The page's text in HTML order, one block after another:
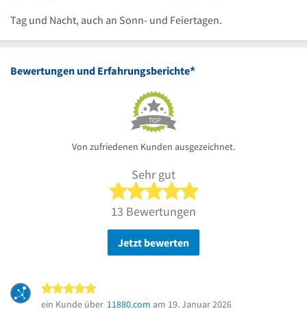
Uhr
24
bis
Uhr
Tag und Nacht, auch an Sonn- und Feiertagen.
Bewertungen und Erfahrungsberichte*
TOP
Von zufriedenen Kunden ausgezeichnet.
Sehr gut
5 von 5 Sternen
13 Bewertungen
Jetzt bewerten
ein Kunde über 11880.com am 19. Januar 2026